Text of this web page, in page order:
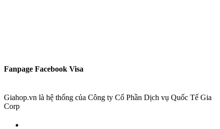
Fanpage Facebook Visa
Giahop.vn là hệ thống của Công ty Cổ Phần Dịch vụ Quốc Tế Gia
Corp